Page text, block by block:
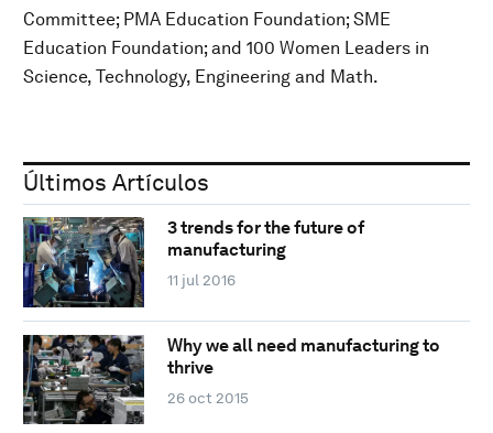
Committee; PMA Education Foundation; SME
Education Foundation; and 100 Women Leaders in
Science, Technology, Engineering and Math.
Últimos Artículos
3 trends for the future of
manufacturing
11 jul 2016
Why we all need manufacturing to
thrive
26 oct 2015